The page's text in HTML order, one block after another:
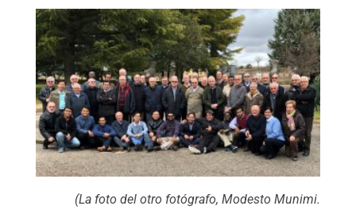
(La foto del otro fotógrafo, Modesto Munimi.